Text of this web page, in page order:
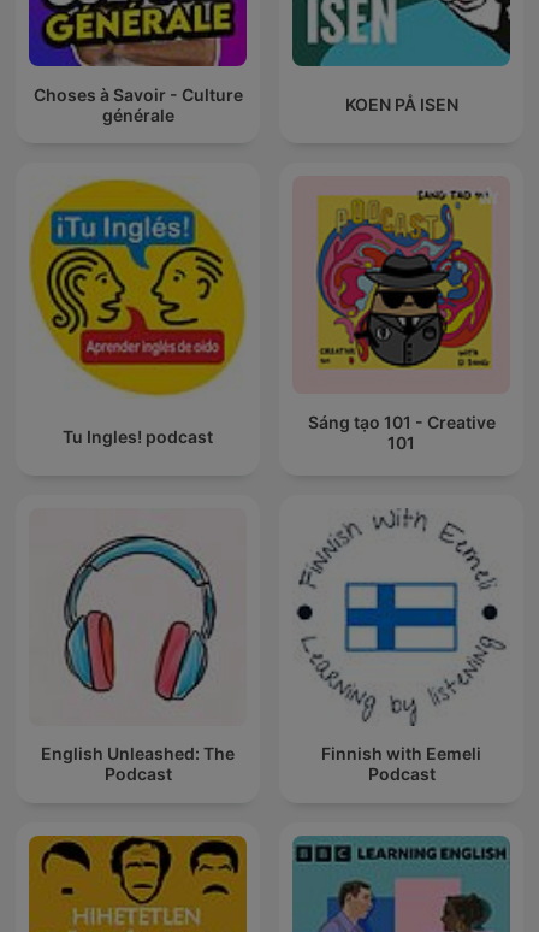
Choses à Savoir - Culture
générale
KOEN PÅ ISEN
Tu Ingles! podcast
Sáng tạo 101 - Creative
101
English Unleashed: The
Podcast
Finnish with Eemeli
Podcast